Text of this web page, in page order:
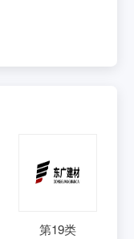
第19类